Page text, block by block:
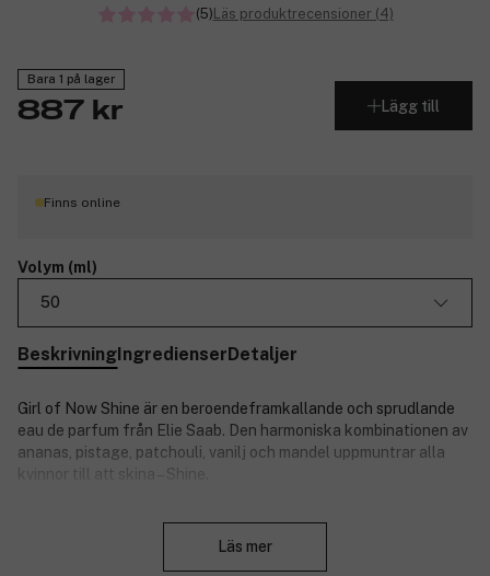
(5)Läs produktrecensioner (4)
Bara 1 på lager
887 kr Lägg till
Finns online
Volym (ml)
50
BeskrivningIngredienserDetaljer
Girl of Now Shine är en beroendeframkallande och sprudlande
eau de parfum från Elie Saab. Den harmoniska kombinationen av
ananas, pistage, patchouli, vanilj och mandel uppmuntrar alla
kvinnor till att skina – Shine.
Läs mer